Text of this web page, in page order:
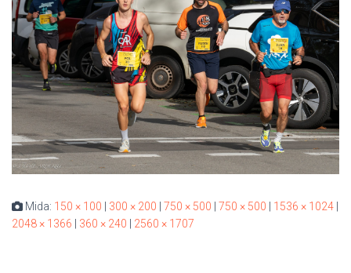
Mida: 150 × 100 300 × 200 750 × 500 750 × 500 1536 × 1024
2048 × 1366
360 × 240 2560 × 1707